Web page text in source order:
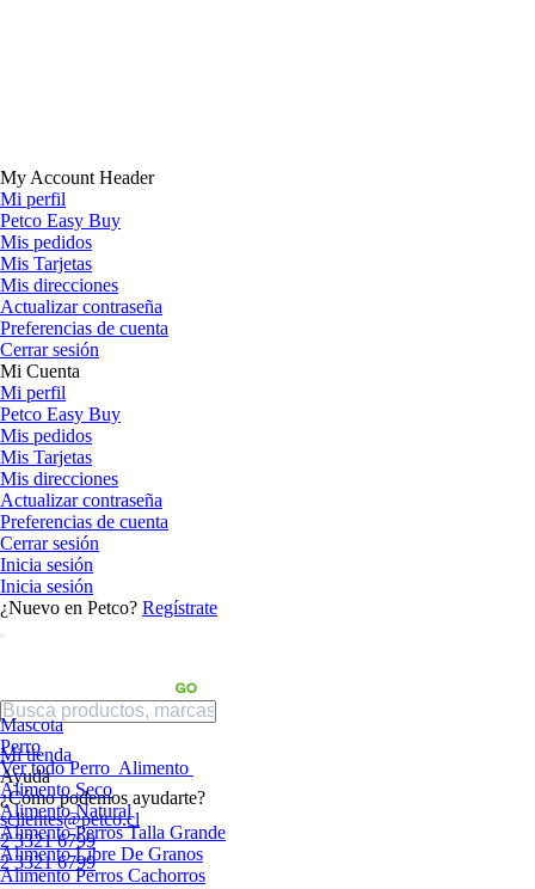
My Account Header
Mi perfil
Petco Easy Buy
Mis pedidos
Mis Tarjetas
Mis direcciones
Actualizar contraseña
Preferencias de cuenta
Cerrar sesión
Mi Cuenta
Mi perfil
Petco Easy Buy
Mis pedidos
Mis Tarjetas
Mis direcciones
Actualizar contraseña
Preferencias de cuenta
Cerrar sesión
Inicia sesión
Inicia sesión
¿Nuevo en Petco? Regístrate
Mi tienda
Ayuda
¿Cómo podemos ayudarte?
sclientes@petco.cl
2 3321 6799
2 3321 6799
Mascota
Perro
Ver todo Perro Alimento
Alimento Seco
Alimento Natural
Alimento Perros Talla Grande
Alimento Libre De Granos
Alimento Perros Cachorros